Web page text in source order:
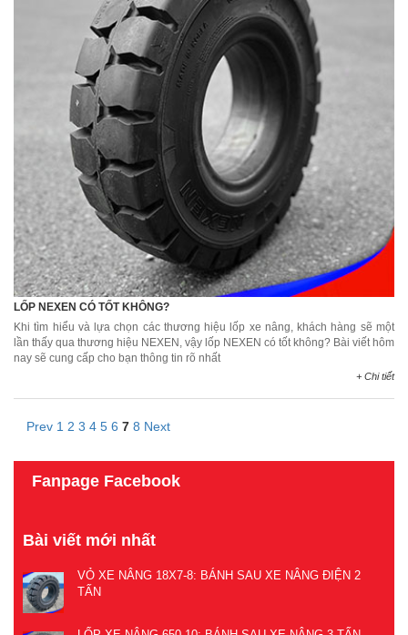
LỐP NEXEN CÓ TỐT KHÔNG?
Khi tìm hiểu và lựa chọn các thương hiệu lốp xe nâng, khách hàng sẽ một
lần thấy qua thương hiệu NEXEN, vậy lốp NEXEN có tốt không? Bài viết hôm
nay sẽ cung cấp cho bạn thông tin rõ nhất
+ Chi tiết
Prev 1 2 3 4 5 6 7 8 Next
Fanpage Facebook
Bài viết mới nhất
VỎ XE NÂNG 18X7-8: BÁNH SAU XE NÂNG ĐIỆN 2
TẤN